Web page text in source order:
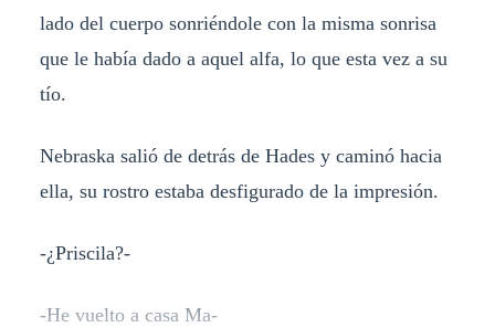
lado del cuerpo sonriéndole con la misma sonrisa
que le había dado a aquel alfa, lo que esta vez a su
tío.
Nebraska salió de detrás de Hades y caminó hacia
ella, su rostro estaba desfigurado de la impresión.
-¿Priscila?-
-He vuelto a casa Ma-